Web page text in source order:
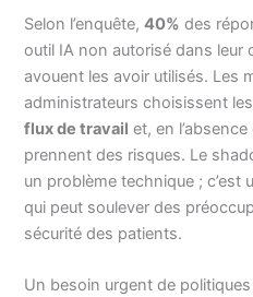
Selon l’enquête,40% des
outil IA non autorisé dans leur
avouent les avoir utilisés. Les
administrateurs choisissent
flux de travail et, en
prennent des risques. Le
un problème technique ; c’est
qui peut soulever des
sécurité des patients.
Un besoin urgent de politiques